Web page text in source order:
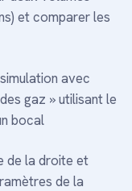
et comparer les
avec
gaz » utilisant le
bocal
de la droite et
de la